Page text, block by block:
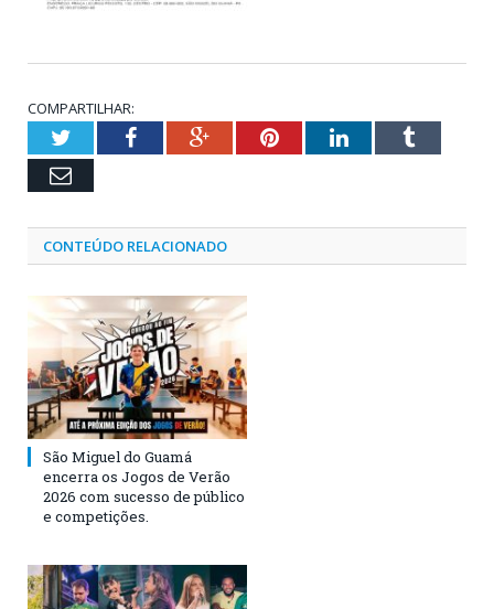
COMPARTILHAR:
TwitterFacebookGoogle+PinterestLinkedInTumblr
Email
CONTEÚDO RELACIONADO
São Miguel do Guamá
encerra os Jogos de Verão
2026 com sucesso de público
e competições.